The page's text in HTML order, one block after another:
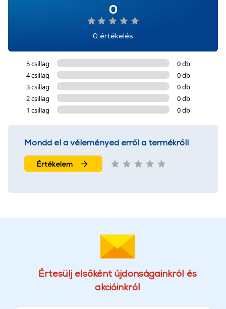
0
0 értékelés
5 csillag
0 db
4 csillag
0 db
3 csillag
0 db
2 csillag
0 db
1 csillag
0 db
Mondd el a véleményed erről a termékről!
Értékelem
Értesülj elsőként újdonságainkról és
akcióinkról